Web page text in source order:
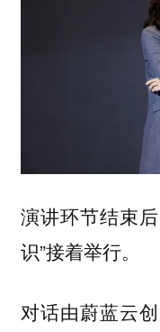
演讲环节结束
识”接着举行。
对话由蔚蓝云